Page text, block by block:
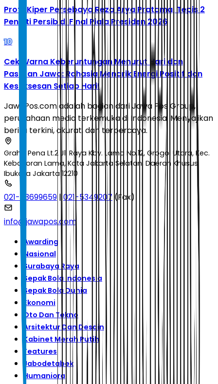
Profil Kiper Persebaya Reza Arya Pratama, Tepis 2
Penalti Persib di Final Piala Presiden 2026
10
Cek Warna Keberuntungan Menurut Hari dan
Pasaran Jawa: Rahasia Menarik Energi Positif dan
Kesuksesan Setiap Hari!
JawaPos.com adalah bagian dari Jawa Pos Group,
perusahaan media terkemuka di Indonesia. Menyajikan
berita terkini, akurat, dan terpercaya.
Graha Pena Lt.2 Jl. Raya Kby. Lama No.12, Grogol Utara, Kec.
Kebayoran Lama, Kota Jakarta Selatan, Daerah Khusus
Ibukota Jakarta 12210
021-53699659 |021-5349207 (Fax)
info@jawapos.com
Awarding
Nasional
Surabaya Raya
Sepak Bola Indonesia
Sepak Bola Dunia
Ekonomi
Oto Dan Tekno
Arsitektur Dan Desain
Kabinet Merah Putih
Features
Jabodetabek
Humaniora